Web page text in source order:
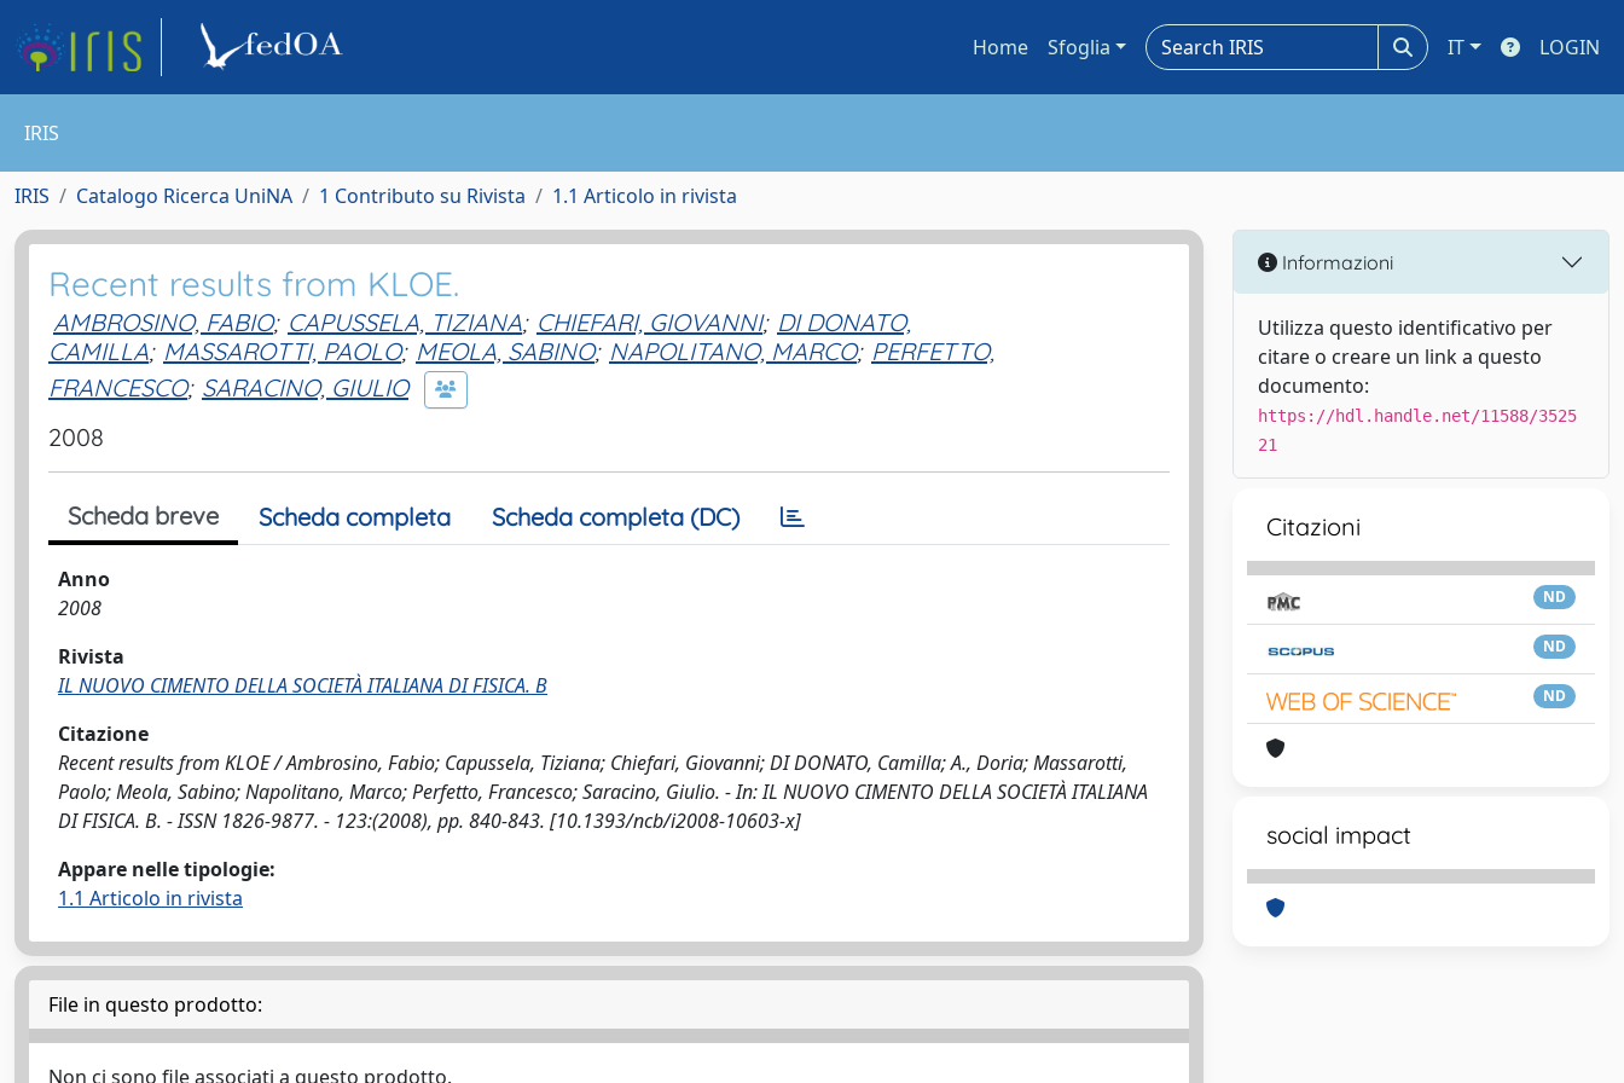
Home Sfoglia IT LOGIN
IRIS
IRIS Catalogo Ricerca UniNA 1 Contributo su Rivista 1.1 Articolo in rivista
Recent results from KLOE.
AMBROSINO, FABIO; CAPUSSELA, TIZIANA; CHIEFARI, GIOVANNI; DI DONATO,
CAMILLA; MASSAROTTI, PAOLO; MEOLA, SABINO; NAPOLITANO, MARCO; PERFETTO,
FRANCESCO; SARACINO, GIULIO
2008
Scheda breve Scheda completa Scheda completa (DC)
Anno
2008
Rivista
IL NUOVO CIMENTO DELLA SOCIETÀ ITALIANA DI FISICA. B
Citazione
Recent results from KLOE / Ambrosino, Fabio; Capussela, Tiziana; Chiefari, Giovanni; DI DONATO, Camilla; A., Doria; Massarotti,
Paolo; Meola, Sabino; Napolitano, Marco; Perfetto, Francesco; Saracino, Giulio. - In: IL NUOVO CIMENTO DELLA SOCIETÀ ITALIANA
DI FISICA. B. - ISSN 1826-9877. - 123:(2008), pp. 840-843. [10.1393/ncb/i2008-10603-x]
Appare nelle tipologie:
1.1 Articolo in rivista
File in questo prodotto:
Non ci sono file associati a questo prodotto.
Informazioni
Utilizza questo identificativo per
citare o creare un link a questo
documento:
https://hdl.handle.net/11588/3525
21
Citazioni
ND
ND
ND
social impact